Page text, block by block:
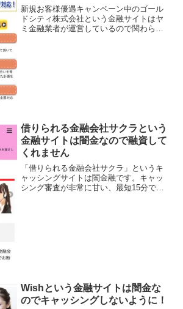
新規お客様優遇キャンペーン中のゴール
ドシティ株式会社という金融サイトはヤ
ミ金融業者が運営しているので関わらな
借りられる金融会社サクラという
金融サイトは闇金なので融資して
くれません
「借りられる金融会社サクラ」というキ
ャッシングサイトは闇金融です。キャッ
シング審査が非常に甘い、最短15分でお
Wishという金融サイトは闇金な
のでキャッシングしないように！